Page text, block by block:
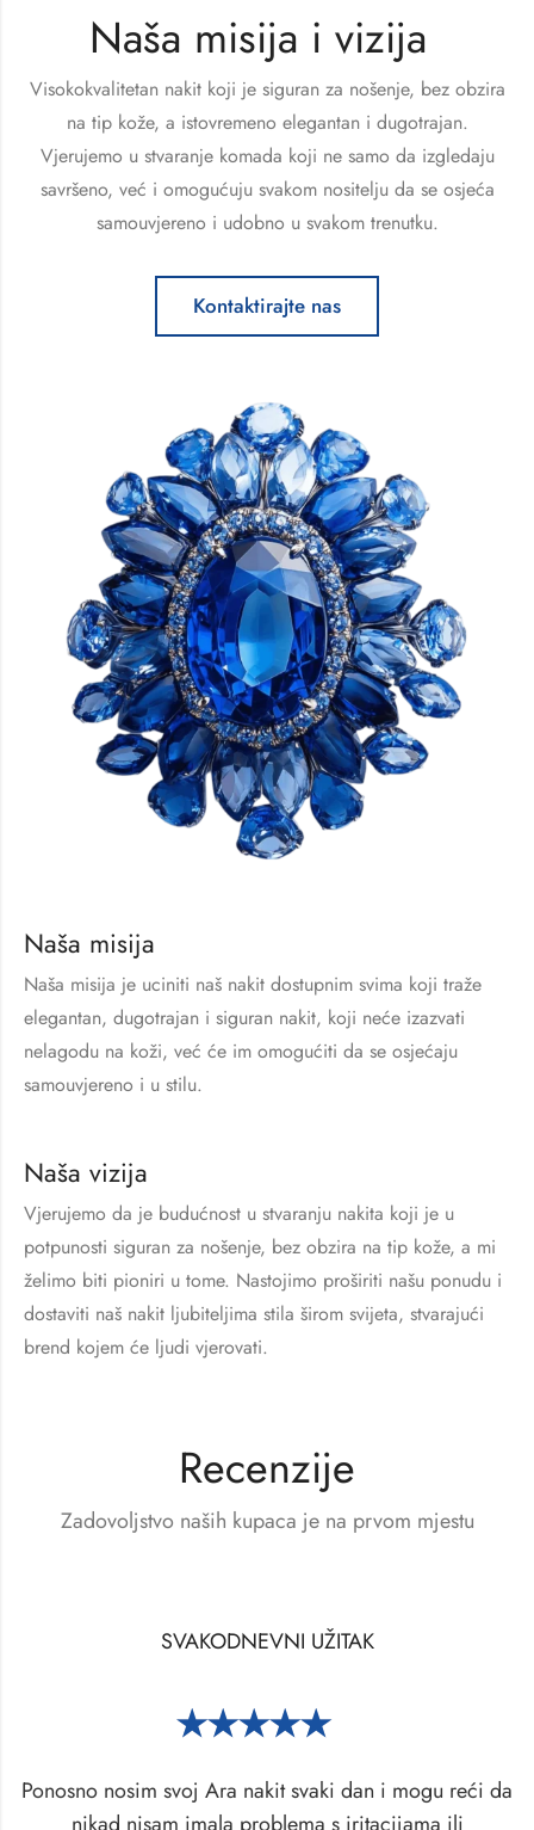
Naša misija i vizija
Visokokvalitetan nakit koji je siguran za nošenje, bez obzira
na tip kože, a istovremeno elegantan i dugotrajan.
Vjerujemo u stvaranje komada koji ne samo da izgledaju
savršeno, već i omogućuju svakom nositelju da se osjeća
samouvjereno i udobno u svakom trenutku.
Kontaktirajte nas
Naša misija
Naša misija je uciniti naš nakit dostupnim svima koji traže
elegantan, dugotrajan i siguran nakit, koji neće izazvati
nelagodu na koži, već će im omogućiti da se osjećaju
samouvjereno i u stilu.
Naša vizija
Vjerujemo da je budućnost u stvaranju nakita koji je u
potpunosti siguran za nošenje, bez obzira na tip kože, a mi
želimo biti pioniri u tome. Nastojimo proširiti našu ponudu i
dostaviti naš nakit ljubiteljima stila širom svijeta, stvarajući
brend kojem će ljudi vjerovati.
Recenzije
Zadovoljstvo naših kupaca je na prvom mjestu
SVAKODNEVNI UŽITAK
Ponosno nosim svoj Ara nakit svaki dan i mogu reći da